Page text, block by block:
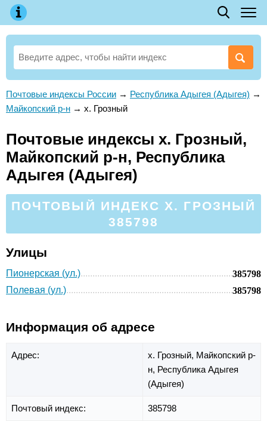
Почтовые индексы России → Республика Адыгея (Адыгея) →
Майкопский р-н → х. Грозный
Почтовые индексы х. Грозный,
Майкопский р-н, Республика
Адыгея (Адыгея)
ПОЧТОВЫЙ ИНДЕКС Х. ГРОЗНЫЙ
385798
Улицы
Пионерская (ул.)
385798
Полевая (ул.)
385798
Информация об адресе
Адрес: х. Грозный, Майкопский р-
н, Республика Адыгея
(Адыгея)
Почтовый индекс: 385798